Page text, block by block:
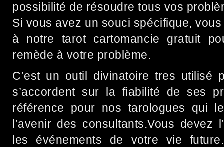
possibilité de résoudre tous vos
Si vous avez un souci spécifique,
à notre tarot cartomancie gratuit
remède à votre problème.
C’est un outil divinatoire tres utilisé
s’accordent sur la fiabilité de ses
référence pour nos tarologues qui
l’avenir des consultants.Vous devez
les événements de votre vie